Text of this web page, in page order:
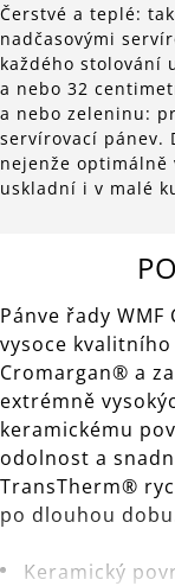
Čerstvé a teplé:
nadčasovými
každého stolování
a nebo 32
a nebo zeleninu:
servírovací pánev.
nejenže optimálně
uskladní i v malé
Pánve řady
vysoce
Cromargan® a
extrémně
keramickému
odolnost a
TransTherm®
po dlouhou
Keramický